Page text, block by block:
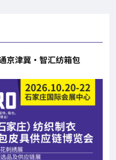
京津冀·智汇纺箱包